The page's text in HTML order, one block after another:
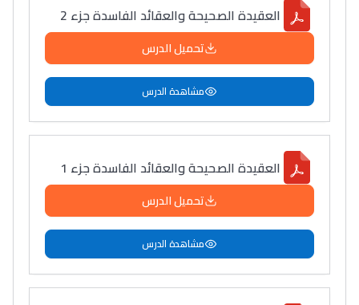
العقيدة الصحيحة والعقائد الفاسدة جزء 2
تحميل الدرس
مشاهدة الدرس
العقيدة الصحيحة والعقائد الفاسدة جزء 1
تحميل الدرس
مشاهدة الدرس